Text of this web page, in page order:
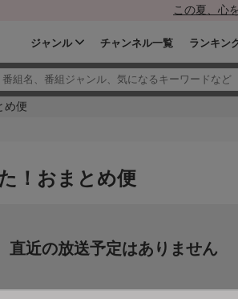
この夏、心
ジャンル チャンネル一覧 ランキン
め便
！おまとめ便
直近の放送予定はありません